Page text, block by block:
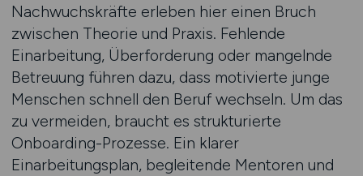
Nachwuchskräfte erleben hier einen Bruch
zwischen Theorie und Praxis. Fehlende
Einarbeitung, Überforderung oder mangelnde
Betreuung führen dazu, dass motivierte junge
Menschen schnell den Beruf wechseln. Um das
zu vermeiden, braucht es strukturierte
Onboarding-Prozesse. Ein klarer
Einarbeitungsplan, begleitende Mentoren und